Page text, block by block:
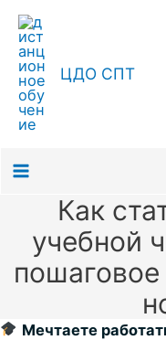
Перейти
содержимому
ЦДО СПТ
Menu
Как
учебной
Мечтаете